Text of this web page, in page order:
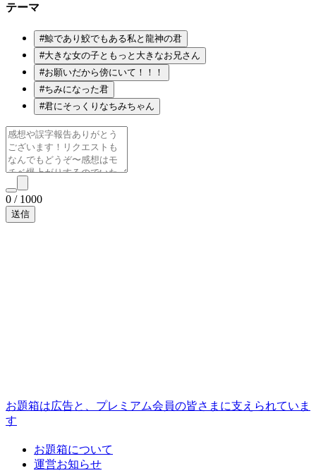
テーマ
#鯨であり鮫でもある私と龍神の君
#大きな女の子ともっと大きなお兄さん
#お願いだから傍にいて！！！
#ちみになった君
#君にそっくりなちみちゃん
0 / 1000
お題箱は広告と、プレミアム会員の皆さまに支えられていま
す
お題箱について
運営お知らせ